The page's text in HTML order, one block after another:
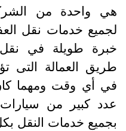
واحدة من
خدمات نقل العفش
طويلة في نقل
العمالة التى
أي وقت ومهما كان
كبير من سيارات
خدمات النقل بكل